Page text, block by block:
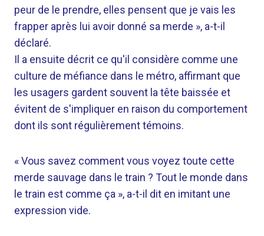
peur de le prendre, elles pensent que je vais les
frapper après lui avoir donné sa merde », a-t-il
déclaré.
Il a ensuite décrit ce qu'il considère comme une
culture de méfiance dans le métro, affirmant que
les usagers gardent souvent la tête baissée et
évitent de s'impliquer en raison du comportement
dont ils sont régulièrement témoins.
« Vous savez comment vous voyez toute cette
merde sauvage dans le train ? Tout le monde dans
le train est comme ça », a-t-il dit en imitant une
expression vide.